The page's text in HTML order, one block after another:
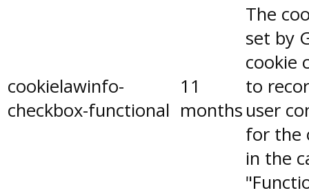
cookielawinfo-
checkbox-functional
11
months
The
set by
cookie
to
user
for the
in the